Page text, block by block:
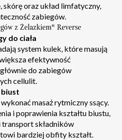
skórę oraz układ limfatyczny,
zabiegów.
z Żelazkiem® Reverse
do ciała
system kulek, które masują
efektywność
do zabiegów
cellulit.
biust
masaż rytmiczny ssący.
i poprawienia kształtu biustu,
składników
bardziej obfity kształt.